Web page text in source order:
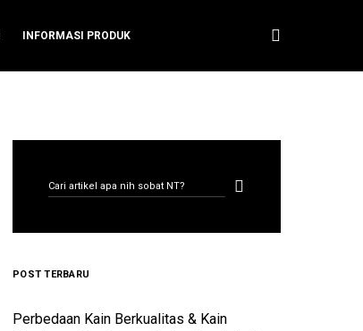
INFORMASI PRODUK
POST TERBARU
Perbedaan Kain Berkualitas & Kain